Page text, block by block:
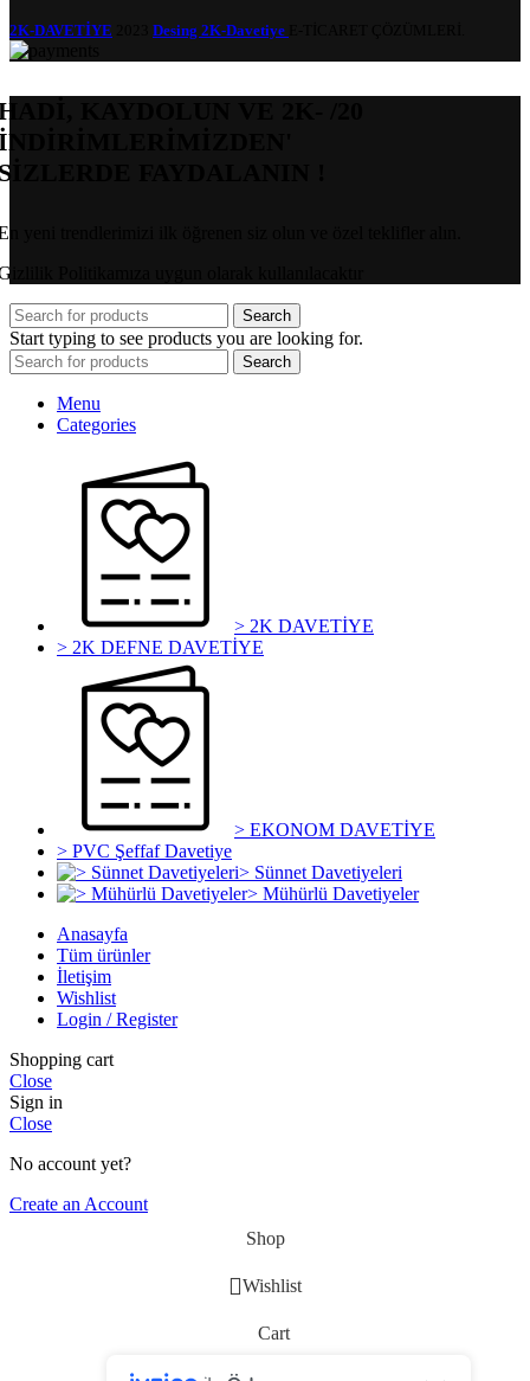
2K-DAVETİYE Desing 2K-Davetiye
KAYDOLUN VE 2K- /20
FAYDALANIN !
yeni trendlerimizi ilk öğrenen siz olun ve özel teklifler alın.
Politikamıza uygun olarak kullanılacaktır
Search
Start typing to see products you are looking for.
Search
Menu
Categories
> 2K DAVETİYE
> 2K DEFNE DAVETİYE
> EKONOM DAVETİYE
> PVC Şeffaf Davetiye
> Sünnet Davetiyeleri
> Mühürlü Davetiyeler
Anasayfa
Tüm ürünler
İletişim
Wishlist
Login / Register
Shopping cart
Close
Sign in
Close
No account yet?
Create an Account
Shop
Wishlist
Cart